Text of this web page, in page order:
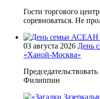
Гости торгового
соревноваться. Не
03 августа 2026 День
«Ханой-Москва»
Филиппин